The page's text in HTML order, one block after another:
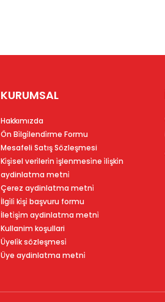
KURUMSAL
Hakkımızda
Ön Bi̇lgi̇lendi̇rme Formu
Mesafeli Satış Sözleşmesi
Ki̇şi̇sel veri̇leri̇n i̇şlenmesi̇ne i̇li̇şki̇n
aydinlatma metni̇
Çerez aydinlatma metni̇
İlgi̇li̇ ki̇şi̇ başvuru formu
İleti̇şi̇m aydinlatma metni̇
Kullanim koşullari
Üyeli̇k sözleşmesi̇
Üye aydinlatma metni̇